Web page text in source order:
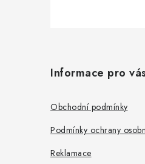
Informace pro
Obchodní podmínky
Podmínky ochrany
Reklamace